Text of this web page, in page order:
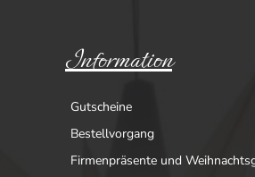
Information
Gutscheine
Bestellvorgang
Firmenpräsente und